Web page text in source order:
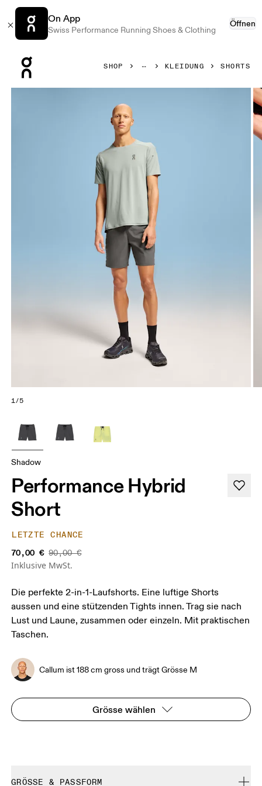
On App
Swiss Performance Running Shoes & Clothing
Öffnen
SHOP KLEIDUNG SHORTS
Bild 1 von 5 in der Produktgalerie On Performance Hybrid
1/5
Shadow
Performance Hybrid
Short
LETZTE CHANCE
70,00 € 90,00 €
Inklusive MwSt.
Die perfekte 2-in-1-Laufshorts. Eine luftige Shorts
aussen und eine stützenden Tights innen. Trag sie nach
Lust und Laune, zusammen oder einzeln. Mit praktischen
Taschen.
Callum ist 188 cm gross und trägt Grösse M
Grösse wählen
GRÖSSE & PASSFORM